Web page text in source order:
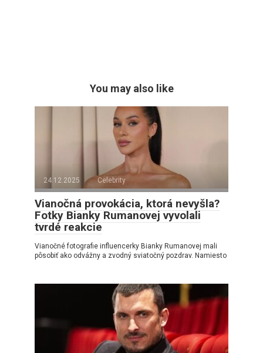
You may also like
24.12.2025 Celebrity
Vianočná provokácia, ktorá nevyšla?
Fotky Bianky Rumanovej vyvolali
tvrdé reakcie
Vianočné fotografie influencerky Bianky Rumanovej mali
pôsobiť ako odvážny a zvodný sviatočný pozdrav. Namiesto